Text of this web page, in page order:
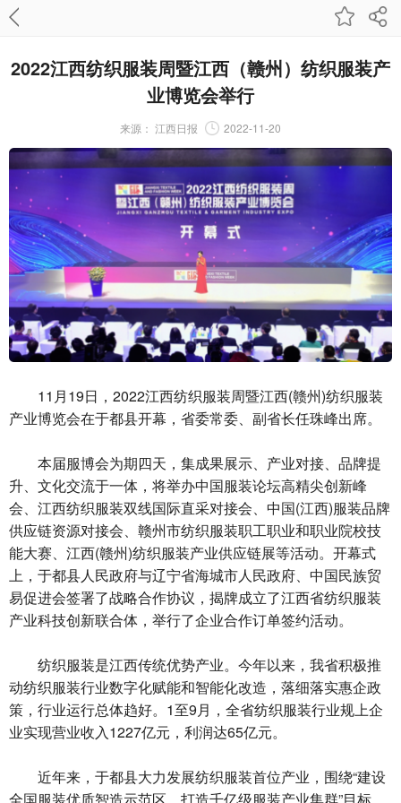
2022江西纺织服装周暨江西（赣州）纺织服装产
业博览会举行
来源： 江西日报 2022-11-20
11月19日，2022江西纺织服装周暨江西(赣州)纺织服装
产业博览会在于都县开幕，省委常委、副省长任珠峰出席。
本届服博会为期四天，集成果展示、产业对接、品牌提
升、文化交流于一体，将举办中国服装论坛高精尖创新峰
会、江西纺织服装双线国际直采对接会、中国(江西)服装品牌
供应链资源对接会、赣州市纺织服装职工职业和职业院校技
能大赛、江西(赣州)纺织服装产业供应链展等活动。开幕式
上，于都县人民政府与辽宁省海城市人民政府、中国民族贸
易促进会签署了战略合作协议，揭牌成立了江西省纺织服装
产业科技创新联合体，举行了企业合作订单签约活动。
纺织服装是江西传统优势产业。今年以来，我省积极推
动纺织服装行业数字化赋能和智能化改造，落细落实惠企政
策，行业运行总体趋好。1至9月，全省纺织服装行业规上企
业实现营业收入1227亿元，利润达65亿元。
近年来，于都县大力发展纺织服装首位产业，围绕“建设